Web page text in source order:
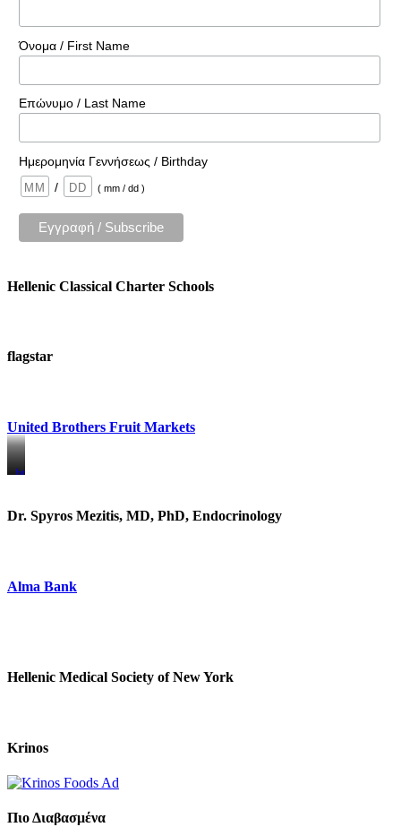
Όνομα / First Name
Επώνυμο / Last Name
Ημερομηνία Γεννήσεως / Birthday
/
( mm / dd )
Hellenic Classical Charter Schools
flagstar
United Brothers Fruit Markets
https://www.unitedbrothersfruitmarkets.com/
https://www.unitedbrothersfruitmarkets.com/
Dr. Spyros Mezitis, MD, PhD, Endocrinology
Alma Bank
Hellenic Medical Society of New York
Krinos
Πιο Διαβασμένα